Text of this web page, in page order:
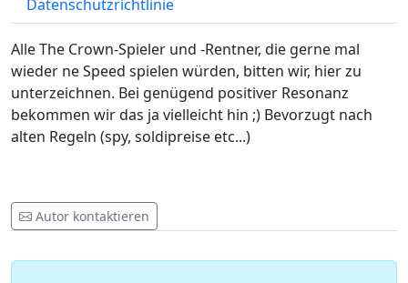
Datenschutzrichtlinie
Alle The Crown-Spieler und -Rentner, die gerne mal
wieder ne Speed spielen würden, bitten wir, hier zu
unterzeichnen. Bei genügend positiver Resonanz
bekommen wir das ja vielleicht hin ;) Bevorzugt nach
alten Regeln (spy, soldipreise etc...)
Autor kontaktieren